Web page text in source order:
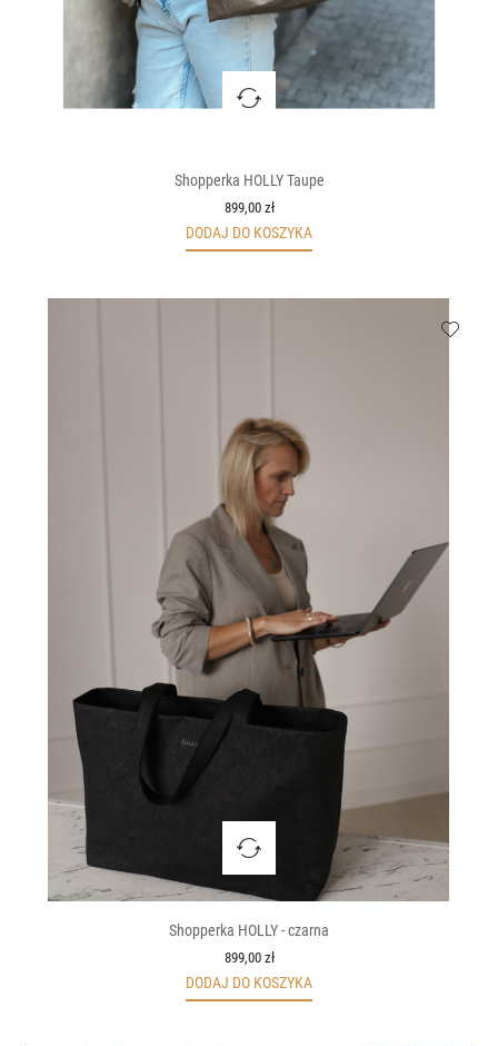
Shopperka HOLLY Taupe
899,00 zł
DODAJ DO KOSZYKA
Shopperka HOLLY - czarna
899,00 zł
DODAJ DO KOSZYKA